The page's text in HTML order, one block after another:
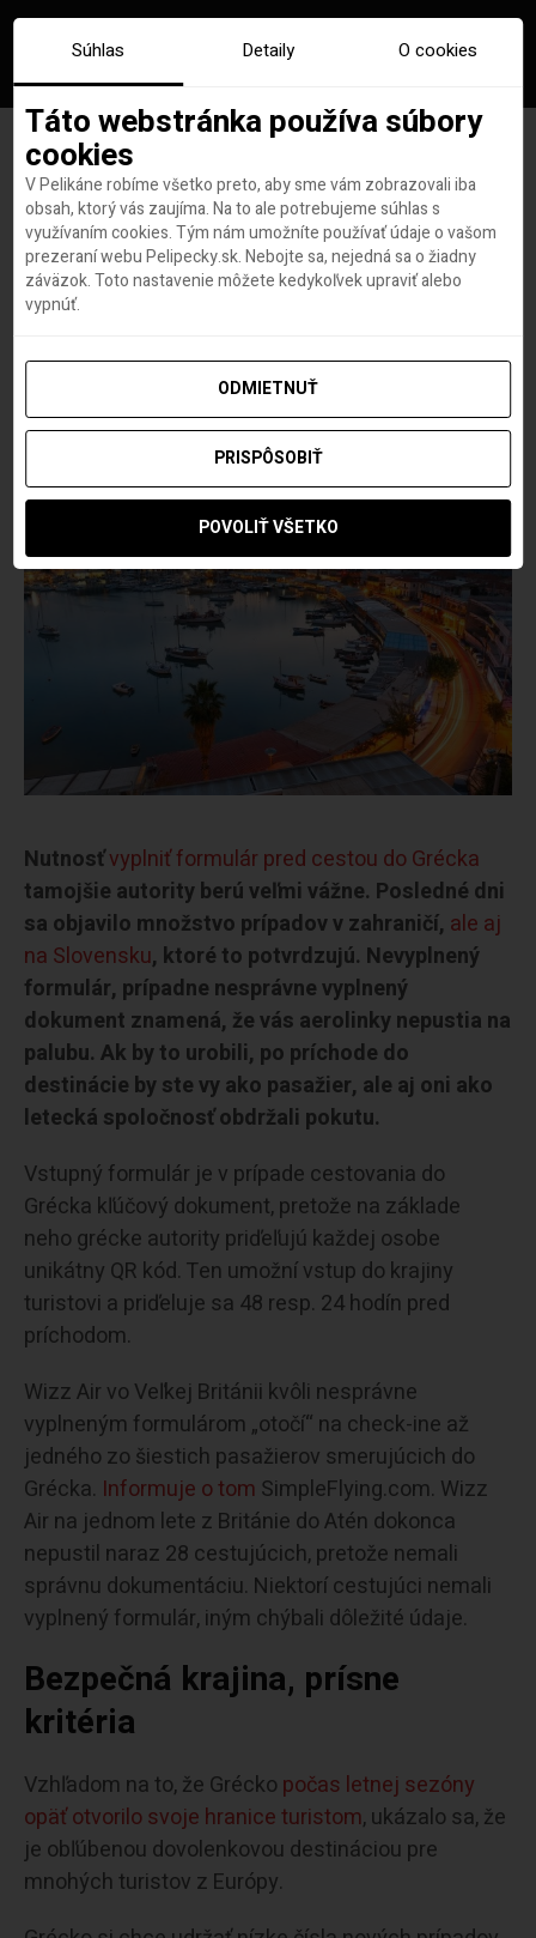
Zle vyplnený formulár pred
cestou do Grécka je problém.
Doplatili na to už desiatky ľudí
autorRoland Regely 11. AUGUSTA 2020
Nutnosťvyplniť formulár pred cestou do Grécka
tamojšie autority berú veľmi vážne. Posledné dni
sa objavilo množstvo prípadov v zahraničí, ale aj
na Slovensku, ktoré to potvrdzujú. Nevyplnený
formulár, prípadne nesprávne vyplnený
dokument znamená, že vás aerolinky nepustia na
palubu. Ak by to urobili, po príchode do
destinácie by ste vy ako pasažier, ale aj oni ako
letecká spoločnosť obdržali pokutu.
Vstupný formulár je v prípade cestovania do
Grécka kľúčový dokument, pretože na základe
neho grécke autority priďeľujú každej osobe
unikátny QR kód. Ten umožní vstup do krajiny
turistovi a priďeluje sa 48 resp. 24 hodín pred
príchodom.
Wizz Air vo Veľkej Británii kvôli nesprávne
vyplneným formulárom „otočí“ na check-ine až
jedného zo šiestich pasažierov smerujúcich do
Grécka. Informuje o tom SimpleFlying.com. Wizz
Air na jednom lete z Británie do Atén dokonca
nepustil naraz 28 cestujúcich, pretože nemali
správnu dokumentáciu. Niektorí cestujúci nemali
vyplnený formulár, iným chýbali dôležité údaje.
Bezpečná krajina, prísne
kritéria
Vzhľadom na to, že Grécko počas letnej sezóny
opäť otvorilo svoje hranice turistom, ukázalo sa, že
je obľúbenou dovolenkovou destináciou pre
mnohých turistov z Európy.
Súhlas Detaily O cookies
Táto webstránka používa súbory
cookies
V Pelikáne robíme všetko preto, aby sme vám zobrazovali iba
obsah, ktorý vás zaujíma. Na to ale potrebujeme súhlas s
využívaním cookies. Tým nám umožníte používať údaje o vašom
prezeraní webu Pelipecky.sk. Nebojte sa, nejedná sa o žiadny
záväzok. Toto nastavenie môžete kedykoľvek upraviť alebo
vypnúť.
ODMIETNUŤ
PRISPÔSOBIŤ
POVOLIŤ VŠETKO